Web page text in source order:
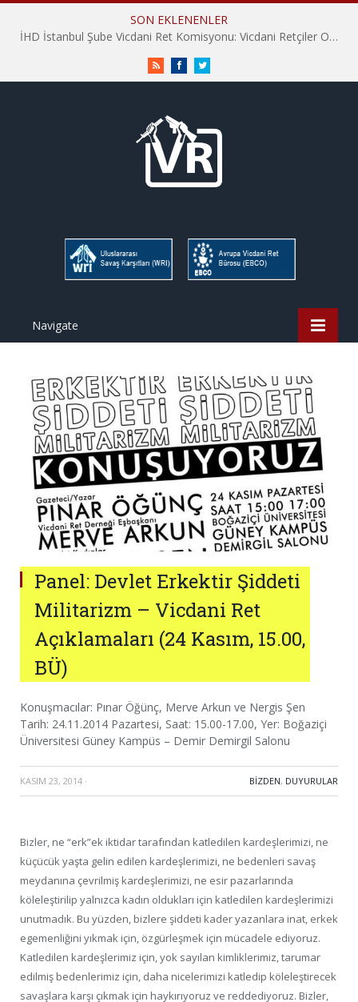
SON EKLENENLER
İHD İstanbul Şube Vicdani Ret Komisyonu: Vicdani Retçiler Olarak Destek İçin Buradayız!
RSS FacebookTwitter
Navigate
Panel: Devlet Erkektir Şiddeti
Militarizm – Vicdani Ret
Açıklamaları (24 Kasım, 15.00,
BÜ)
Konuşmacılar: Pınar Öğünç, Merve Arkun ve Nergis Şen
Tarih: 24.11.2014 Pazartesi, Saat: 15.00-17.00, Yer: Boğaziçi
Üniversitesi Güney Kampüs – Demir Demirgil Salonu
KASIM 23, 2014 · BIZDEN, DUYURULAR
Bizler, ne “erk”ek iktidar tarafından katledilen kardeşlerimizi, ne
küçücük yaşta gelin edilen kardeşlerimizi, ne bedenleri savaş
meydanına çevrilmiş kardeşlerimizi, ne esir pazarlarında
köleleştirilip yalnızca kadın oldukları için katledilen kardeşlerimizi
unutmadık. Bu yüzden, bizlere şiddeti kader yazanlara inat, erkek
egemenliğini yıkmak için, özgürleşmek için mücadele ediyoruz.
Katledilen kardeşlerimiz için, yok sayılan kimliklerimiz, tarumar
edilmiş bedenlerimiz için, daha nicelerimizi katledip köleleştirecek
savaşlara karşı çıkmak için haykırıyoruz ve reddediyoruz. Bizler,